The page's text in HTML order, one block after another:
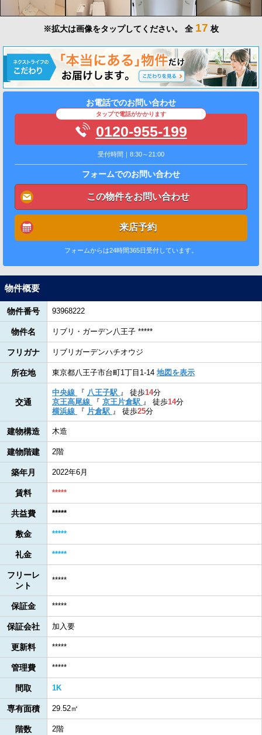
※拡大は画像をタップしてください。 全 17 枚
お電話でのお問い合わせ
タップで電話がかかります
0120-955-199
受付時間｜8:30～21:00
フォームでのお問い合わせ
この物件をお問い合わせ
来店予約
フォームからは24時間365日受付しています。
物件概要
物件番号 93968222
物件名 リブリ・ガーデン八王子 *****
フリガナ リブリガーデンハチオウジ
所在地 東京都八王子市台町1丁目1-14 地図を表示
交通
中央線 『 八王子駅 』 徒歩14分
京王高尾線
『 京王片倉駅 』 徒歩14分
横浜線
『 片倉駅 』 徒歩25分
建物構造 木造
建物階建 2階
築年月 2022年6月
賃料 *****
共益費 *****
敷金 *****
礼金 *****
フリーレ
ント
*****
保証金 *****
保証会社 加入要
更新料 *****
管理費 *****
間取 1K
専有面積 29.52㎡
階数 2階